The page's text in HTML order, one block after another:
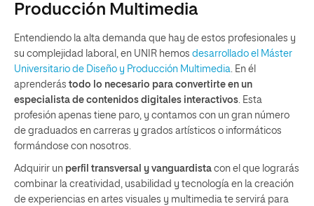
Producción Multimedia
Entendiendo la alta demanda que hay de estos profesionales y
su complejidad laboral, en UNIR hemos desarrollado el Máster
Universitario de Diseño y Producción Multimedia . En él
aprenderás todo lo necesario para convertirte en un
especialista de contenidos digitales interactivos . Esta
profesión apenas tiene paro, y contamos con un gran número
de graduados en carreras y grados artísticos o informáticos
formándose con nosotros.
Adquirir un perfil transversal y vanguardista con el que lograrás
combinar la creatividad, usabilidad y tecnología en la creación
de experiencias en artes visuales y multimedia te servirá para